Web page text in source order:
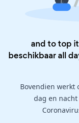
and to top
beschikbaar all
Bovendien werkt
dag en